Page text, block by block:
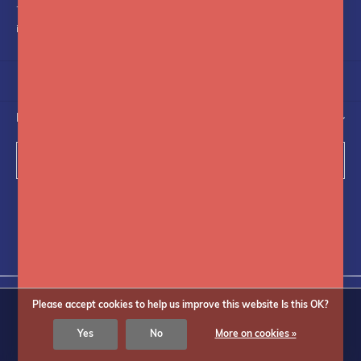
+31(0)75-6841742
info@fotoflits.com
NEWSLETTER
© Copyright Fotoflits
Please accept cookies to help us improve this website Is this OK?
Yes No More on cookies »